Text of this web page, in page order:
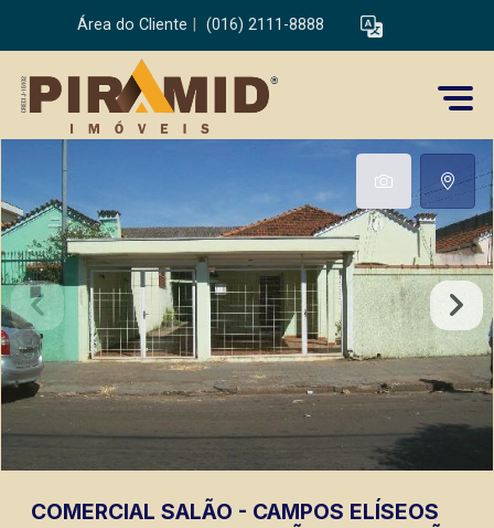
Área do Cliente (016) 2111-8888
COMERCIAL SALÃO - CAMPOS ELÍSEOS